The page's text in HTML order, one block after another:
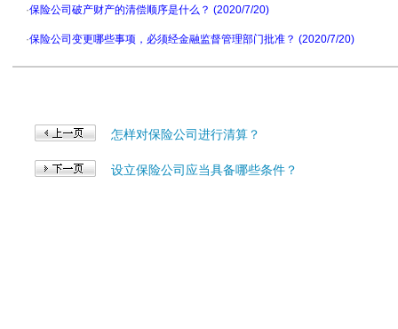
·保险公司破产财产的清偿顺序是什么？ (2020/7/20)
·保险公司变更哪些事项，必须经金融监督管理部门批准？ (2020/7/20)
怎样对保险公司进行清算？
设立保险公司应当具备哪些条件？